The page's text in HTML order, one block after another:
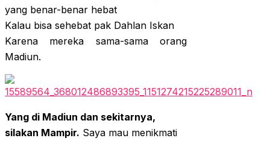
yang benar-benar hebat
Kalau bisa sehebat pak Dahlan Iskan
Karena mereka sama-sama orang
Madiun.
Yang di Madiun dan sekitarnya,
silakan Mampir. Saya mau menikmati